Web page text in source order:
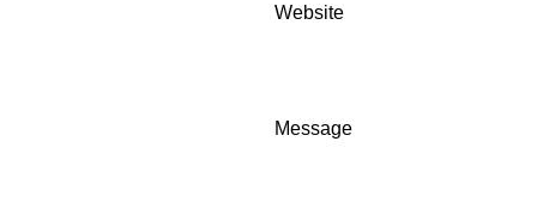
Website
Message